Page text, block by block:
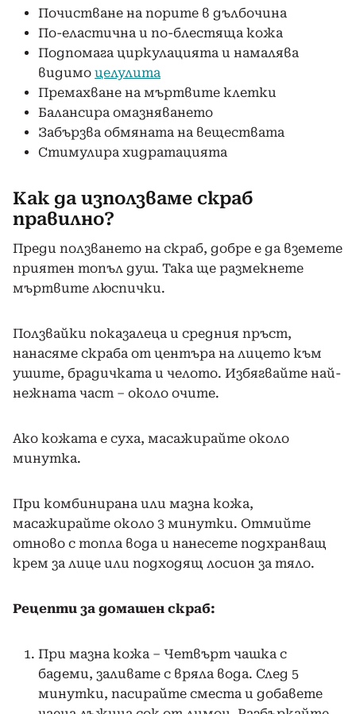
Почистване на порите в дълбочина
По-еластична и по-блестяща кожа
Подпомага циркулацията и намалява
видимо целулита
Премахване на мъртвите клетки
Балансира омазняването
Забързва обмяната на веществата
Стимулира хидратацията
Как да използваме скраб
правилно?
Преди ползването на скраб, добре е да вземете
приятен топъл душ. Така ще размекнете
мъртвите люспички.
Ползвайки показалеца и средния пръст,
нанасяме скраба от центъра на лицето към
ушите, брадичката и челото. Избягвайте най-
нежната част – около очите.
Ако кожата е суха, масажирайте около
минутка.
При комбинирана или мазна кожа,
масажирайте около 3 минутки. Отмийте
отново с топла вода и нанесете подхранващ
крем за лице или подходящ лосион за тяло.
Рецепти за домашен скраб:
При мазна кожа – Четвърт чашка с
бадеми, заливате с вряла вода. След 5
минутки, пасирайте сместа и добавете